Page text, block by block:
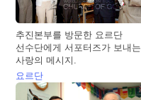
추진본부를 방문한 요르단
선수단에게 서포터즈가 보내는
사랑의 메시지.
요르단